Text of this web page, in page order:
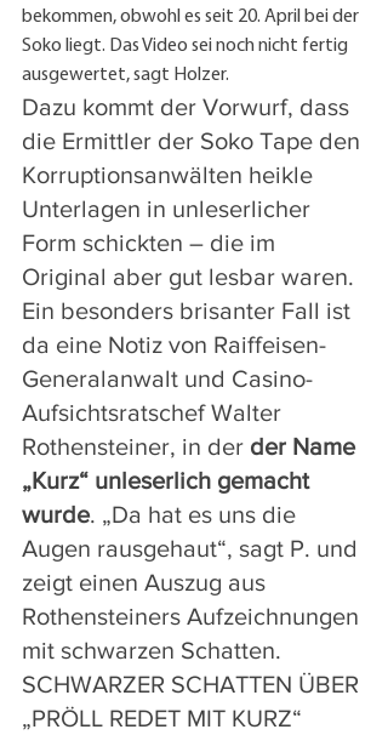
bekommen, obwohl es seit 20. April bei der
Soko liegt. Das Video sei noch nicht fertig
ausgewertet, sagt Holzer.
Dazu kommt der Vorwurf, dass
die Ermittler der Soko Tape den
Korruptionsanwälten heikle
Unterlagen in unleserlicher
Form schickten – die im
Original aber gut lesbar waren.
Ein besonders brisanter Fall ist
da eine Notiz von Raiffeisen-
Generalanwalt und Casino-
Aufsichtsratschef Walter
Rothensteiner, in der der Name
„Kurz“ unleserlich gemacht
wurde. „Da hat es uns die
Augen rausgehaut“, sagt P. und
zeigt einen Auszug aus
Rothensteiners Aufzeichnungen
mit schwarzen Schatten.
SCHWARZER SCHATTEN ÜBER
„PRÖLL REDET MIT KURZ“